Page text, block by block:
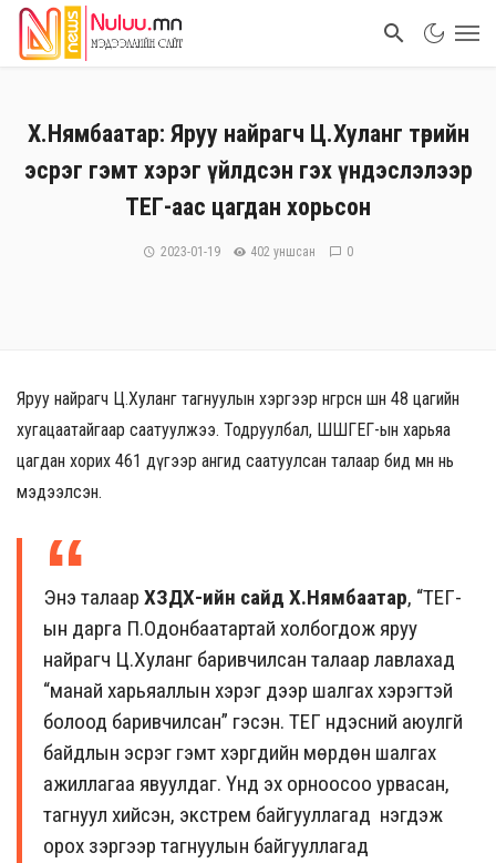
Х.Нямбаатар: Яруу найрагч Ц.Хуланг төрийн
эсрэг гэмт хэрэг үйлдсэн гэх үндэслэлээр
ТЕГ-аас цагдан хорьсон
2023-01-19 402 уншсан 0
Яруу найрагч Ц.Хуланг тагнуулын хэргээр өнгөрсөн шөнө 48 цагийн
хугацаатайгаар саатуулжээ. Тодруулбал, ШШГЕГ-ын харьяа
цагдан хорих 461 дүгээр ангид саатуулсан талаар бид өмнө нь
мэдээлсэн.
Энэ талаарХЗДХ-ийн сайд Х.Нямбаатар, “ТЕГ-
ын дарга П.Одонбаатартай холбогдож яруу
найрагч Ц.Хуланг баривчилсан талаар лавлахад
“манайхарьяаллын хэрэг дээр шалгах хэрэгтэй
болоод баривчилсан” гэсэн. ТЕГ үндэсний аюулгүй
байдлын эсрэг гэмт хэргүүдийн мөрдөн шалгах
ажиллагаа явуулдаг. Үүнд эх орноосоо урвасан,
тагнуул хийсэн, экстрем байгууллагад нэгдэж
орох зэргээр тагнуулын байгууллагад